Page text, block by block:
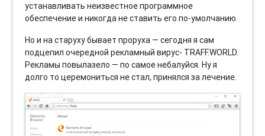
устанавливать неизвестное программное
обеспечение и никогда не ставить его по-умолчанию.
Но и на старуху бывает проруха — сегодня я сам
подцепил очередной рекламный вирус- TRAFF.WORLD.
Рекламы повылазело — по самое небалуйся. Ну я
долго то церемониться не стал, принялся за лечение.